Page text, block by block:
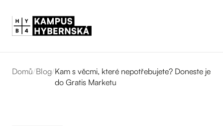
Domů/Blog/Kam s věcmi, které nepotřebujete? Doneste je
do Gratis Marketu